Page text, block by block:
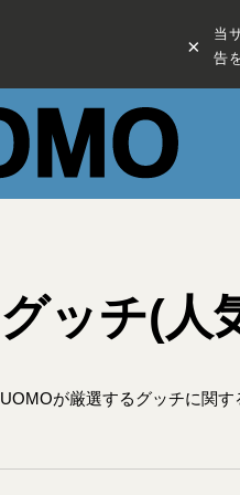
×
当
告
グッチ(人
UOMOが厳選するグッチに関す